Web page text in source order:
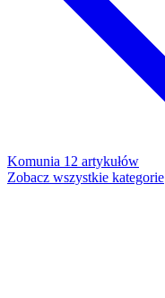
Komunia 12 artykułów
Zobacz wszystkie kategorie